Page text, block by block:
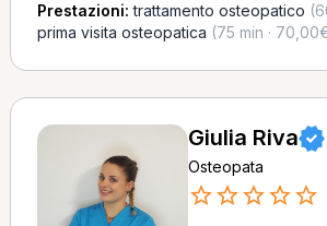
Prestazioni:trattamento osteopatico
prima visita osteopatica (75 min ·
Giulia Riva
Osteopata